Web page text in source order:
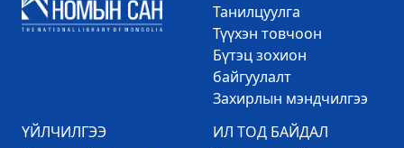
Танилцуулга
Түүхэн товчоон
Бүтэц зохион
байгуулалт
Захирлын мэндчилгээ
ҮЙЛЧИЛГЭЭ
ИЛ ТОД БАЙДАЛ